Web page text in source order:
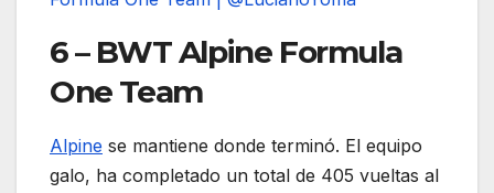
6 – BWT Alpine Formula
One Team
Alpine se mantiene donde terminó. El equipo
galo, ha completado un total de 405 vueltas al